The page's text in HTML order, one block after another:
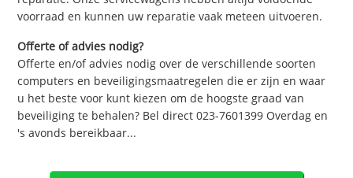
voorraad en kunnen uw reparatie vaak meteen uitvoeren.
Offerte of advies nodig?
Offerte en/of advies nodig over de verschillende soorten
computers en beveiligingsmaatregelen die er zijn en waar
u het beste voor kunt kiezen om de hoogste graad van
beveiliging te behalen? Bel direct 023-7601399 Overdag en
's avonds bereikbaar...